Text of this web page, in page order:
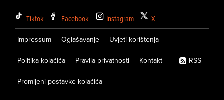
Tiktok Facebook Instagram X
Impressum Oglašavanje Uvjeti korištenja
Politika kolačića Pravila privatnosti Kontakt
Promijeni postavke kolačića
RSS